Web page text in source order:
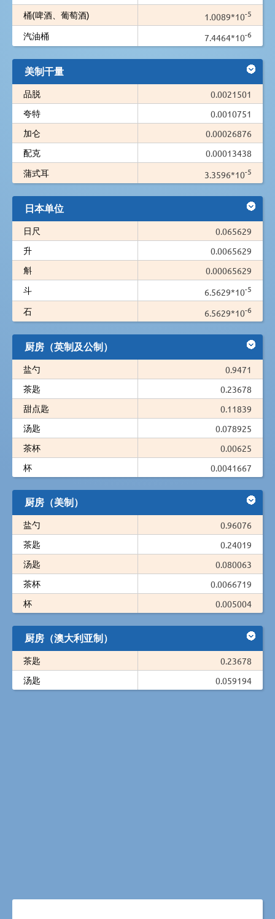
桶(啤酒、葡萄酒)
1.0089*10-5
汽油桶 7.4464*10-6
美制干量
品脱
0.0021501
夸特
0.0010751
加仑
0.00026876
配克
0.00013438
蒲式耳
3.3596*10-5
日本单位
日尺
0.065629
升
0.0065629
斛
0.00065629
斗
6.5629*10-5
石 6.5629*10-6
厨房（英制及公制）
盐勺
0.9471
茶匙
0.23678
甜点匙
0.11839
汤匙
0.078925
茶杯
0.00625
杯
0.0041667
厨房（美制）
盐勺
0.96076
茶匙
0.24019
汤匙
0.080063
茶杯
0.0066719
杯
0.005004
厨房（澳大利亚制）
茶匙
0.23678
汤匙
0.059194